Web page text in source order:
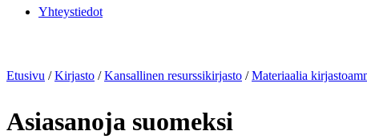
Yhteystiedot
Etusivu /Kirjasto /Kansallinen resurssikirjasto /Materiaalia
Asiasanoja suomeksi